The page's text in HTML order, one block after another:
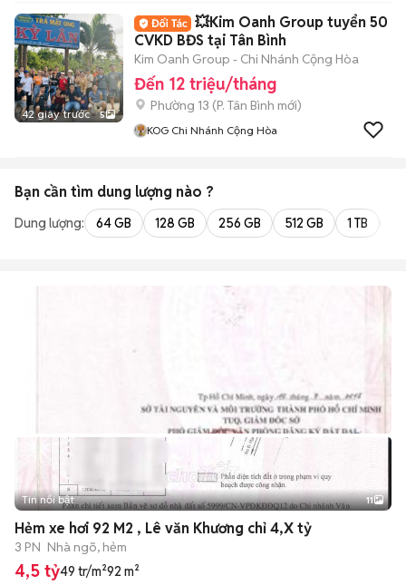
42 giây trước 5
💥Kim Oanh Group tuyển 50
CVKD BĐS tại Tân Bình
Kim Oanh Group - Chi Nhánh Cộng Hòa
Đến 12 triệu/tháng
Phường 13 (P. Tân Bình mới)
KOG Chi Nhánh Cộng Hòa
Bạn cần tìm dung lượng nào ?
Dung lượng: 64 GB 128 GB 256 GB 512 GB 1 TB
+2
Tin nổi bật 11
Hẻm xe hơi 92 M2 , Lê văn Khương chỉ 4,X tỷ
3 PN Nhà ngõ, hẻm
4,5 tỷ49 tr/m²92 m²